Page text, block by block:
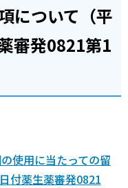
について（平
審発0821第1
使用に当たっての留
付薬生薬審発0821